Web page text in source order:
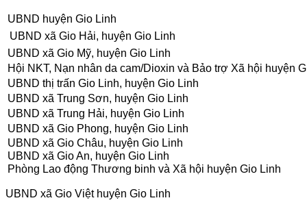
UBND huyện Gio Linh
UBND xã Gio Hải, huyện Gio Linh
UBND xã Gio Mỹ, huyện Gio Linh
Hội NKT, Nạn nhân da cam/Dioxin và Bảo trợ Xã hội huyện
UBND thị trấn Gio Linh, huyện Gio Linh
UBND xã Trung Sơn, huyện Gio Linh
UBND xã Trung Hải, huyện Gio Linh
UBND xã Gio Phong, huyện Gio Linh
UBND xã Gio Châu, huyện Gio Linh
UBND xã Gio An, huyện Gio Linh
Phòng Lao động Thương binh và Xã hội huyện Gio Linh
UBND xã Gio Việt huyện Gio Linh